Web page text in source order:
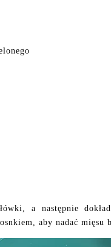
a następnie
aby nadać mięsu